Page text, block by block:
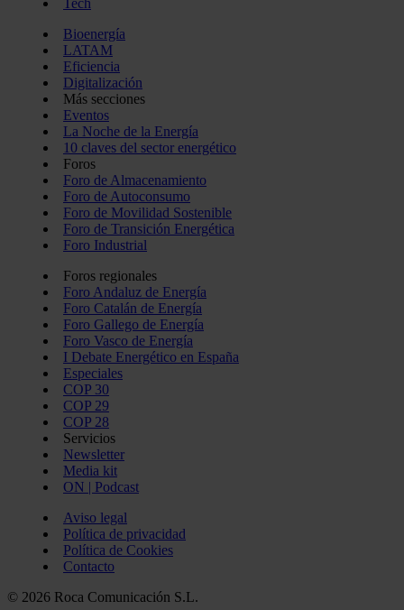
Tech
Bioenergía
LATAM
Eficiencia
Digitalización
Más secciones
Eventos
La Noche de la Energía
10 claves del sector energético
Foros
Foro de Almacenamiento
Foro de Autoconsumo
Foro de Movilidad Sostenible
Foro de Transición Energética
Foro Industrial
Foros regionales
Foro Andaluz de Energía
Foro Catalán de Energía
Foro Gallego de Energía
Foro Vasco de Energía
I Debate Energético en España
Especiales
COP 30
COP 29
COP 28
Servicios
Newsletter
Media kit
ON | Podcast
Aviso legal
Política de privacidad
Política de Cookies
Contacto
© 2026 Roca Comunicación S.L.